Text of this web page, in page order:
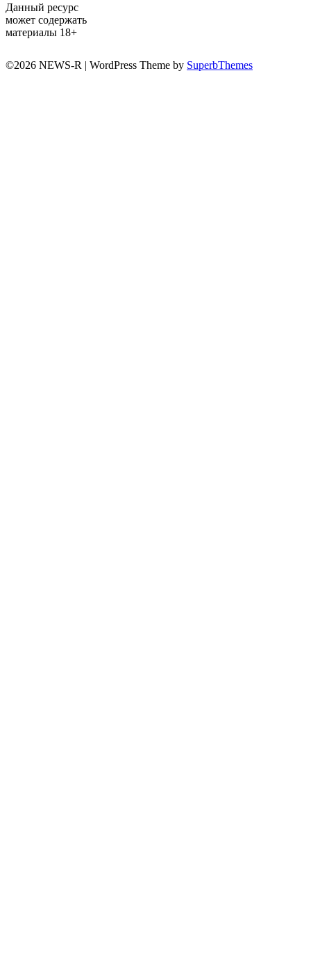
Данный ресурс
может содержать
материалы 18+
©2026 NEWS-R | WordPress Theme by SuperbThemes